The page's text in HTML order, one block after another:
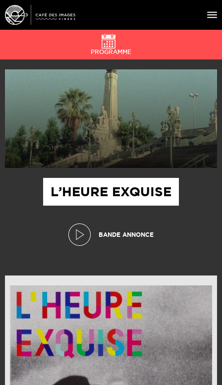
À L’AFFICHE
ÉVÉNEMENTS
CAFÉ DU CINÉ
PRATIQUE
ÉDUCATION AUX IMAGES
L’HEURE EXQUISE
BANDE ANNONCE
PROGRAMME